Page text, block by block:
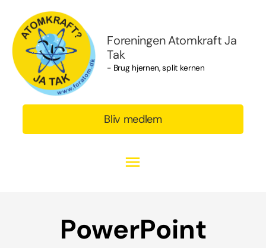
indholdet
Foreningen Atomkraft Ja
Tak
- Brug hjernen, split kernen
Bliv medlem
PowerPoint